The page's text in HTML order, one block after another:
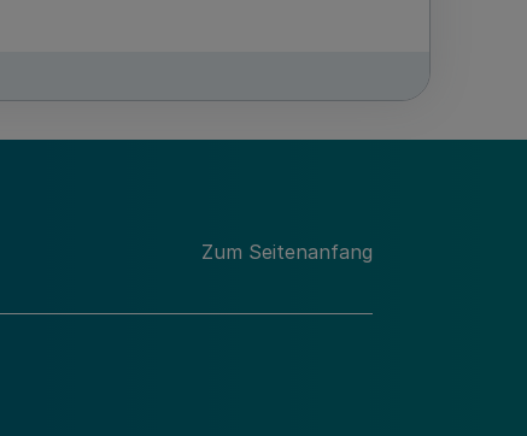
Zum Seitenanfang